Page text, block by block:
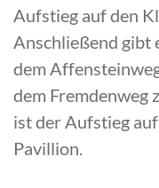
Aufstieg auf den
Anschließend gibt
dem
dem Fremdenweg
ist der Aufstieg
Pavillion.